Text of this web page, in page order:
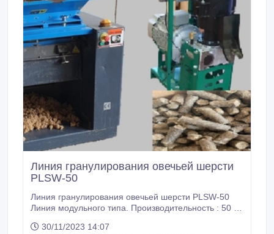
Линия гранулирования овечьей шерсти
PLSW-50
Линия гранулирования овечьей шерсти PLSW-50
Линия модульного типа. Производительность : 50 кг
SG3048(производительность 47-53 кг/ч)-1 штука
30/11/2023 14:07